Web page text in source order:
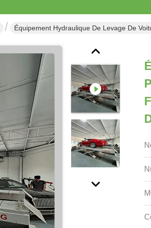
Équipement Hydraulique De Levage De